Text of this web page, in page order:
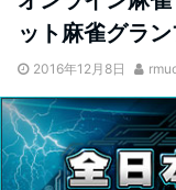
ット麻雀グラ
2016年12月8日